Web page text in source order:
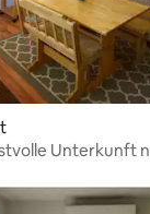
Unterkunft